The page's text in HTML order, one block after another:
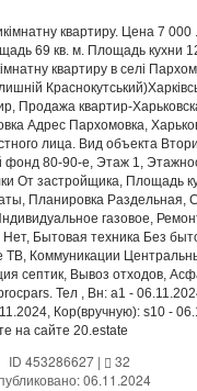
квартиру. Цена 7 000
69 кв. м. Площадь кухни
квартиру в селі
Продажа квартир-
Адрес Пархомовка,
лица. Вид объекта
фонд 80-90-е, Этаж 1,
От застройщика, Площадь
Планировка Раздельная,
газовое,
Бытовая техника Без
ТВ, Коммуникации
септик, Вывоз отходов,
Тел , Вн: a1 -
Кор(вручную): s10 -
на сайте 20.estate
ID 453286627 |
32
06.11.2024